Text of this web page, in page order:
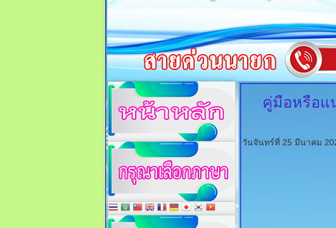
คู่มือหรือแ
วันจันทร์ที่ 25 มีนาคม